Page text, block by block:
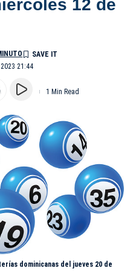
12 de
21:44
1 Min Read
dominicanas del jueves 20 de